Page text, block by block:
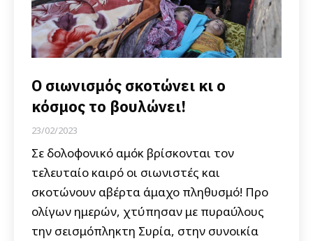
Ο σιωνισμός σκοτώνει κι ο
κόσμος το βουλώνει!
23/02/2023
Σε δολοφονικό αμόκ βρίσκονται τον
τελευταίο καιρό οι σιωνιστές και
σκοτώνουν αβέρτα άμαχο πληθυσμό! Προ
ολίγων ημερών, χτύπησαν με πυραύλους
την σεισμόπληκτη Συρία, στην συνοικία